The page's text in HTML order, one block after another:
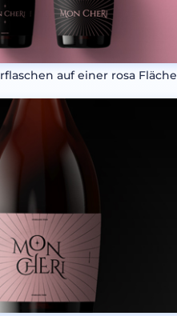
auf einer rosa Fläche